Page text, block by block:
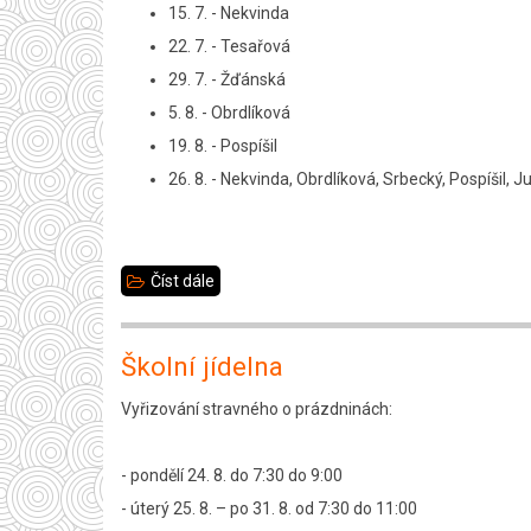
15. 7. - Nekvinda
22. 7. - Tesařová
29. 7. - Žďánská
5. 8. - Obrdlíková
19. 8. - Pospíšil
26. 8. - Nekvinda, Obrdlíková, Srbecký, Pospíšil,
Číst dále
školy
o
prázdninách
–
Školní jídelna
Vyřizování stravného o prázdninách:
- pondělí 24. 8. do 7:30 do 9:00
- úterý 25. 8. – po 31. 8. od 7:30 do 11:00